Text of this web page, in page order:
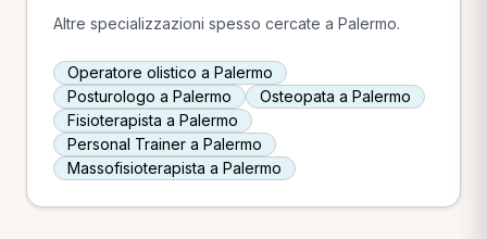
Altre specializzazioni spesso cercate a Palermo.
Operatore olistico a Palermo
Posturologo a Palermo
Osteopata a Palermo
Fisioterapista a Palermo
Personal Trainer a Palermo
Massofisioterapista a Palermo